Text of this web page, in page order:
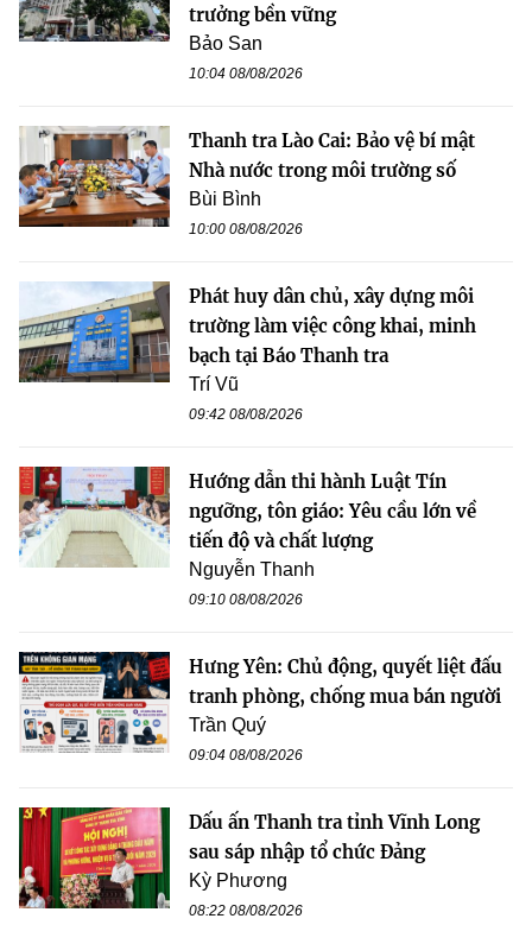
trưởng bền vững
Bảo San
10:04 08/08/2026
Thanh tra Lào Cai: Bảo vệ bí mật
Nhà nước trong môi trường số
Bùi Bình
10:00 08/08/2026
Phát huy dân chủ, xây dựng môi
trường làm việc công khai, minh
bạch tại Báo Thanh tra
Trí Vũ
09:42 08/08/2026
Hướng dẫn thi hành Luật Tín
ngưỡng, tôn giáo: Yêu cầu lớn về
tiến độ và chất lượng
Nguyễn Thanh
09:10 08/08/2026
Hưng Yên: Chủ động, quyết liệt đấu
tranh phòng, chống mua bán người
Trần Quý
09:04 08/08/2026
Dấu ấn Thanh tra tỉnh Vĩnh Long
sau sáp nhập tổ chức Đảng
Kỳ Phương
08:22 08/08/2026